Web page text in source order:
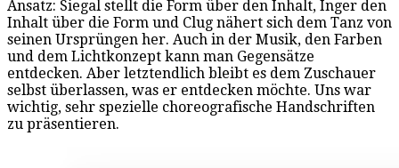
Ansatz: Siegal stellt die Form über den Inhalt, Inger den
Inhalt über die Form und Clug nähert sich dem Tanz von
seinen Ursprüngen her. Auch in der Musik, den Farben
und dem Lichtkonzept kann man Gegensätze
entdecken. Aber letztendlich bleibt es dem Zuschauer
selbst überlassen, was er entdecken möchte. Uns war
wichtig, sehr spezielle choreografische Handschriften
zu präsentieren.